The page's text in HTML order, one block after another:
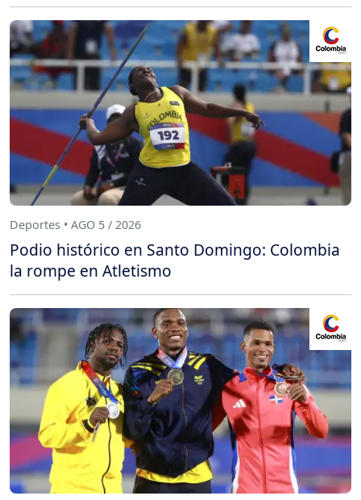
Deportes • AGO 5 / 2026
Podio histórico en Santo Domingo: Colombia
la rompe en Atletismo